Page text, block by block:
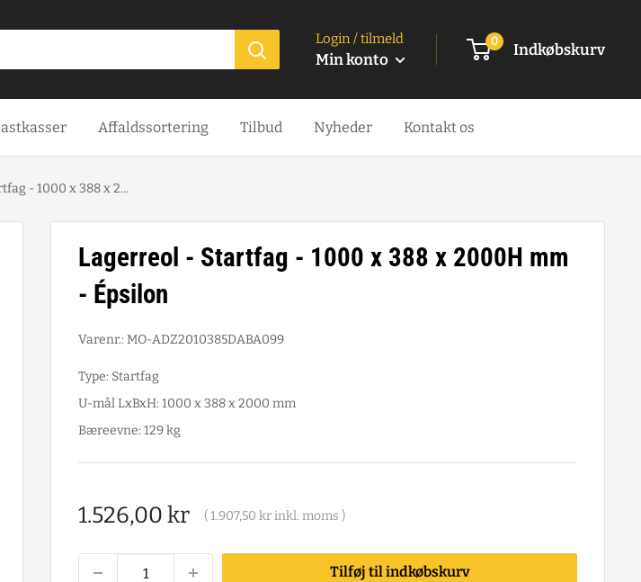
Login / tilmeld
Min konto
0 Indkøbskurv
Affaldssortering Tilbud Nyheder Kontakt os
- 1000 x 388 x 2...
Lagerreol - Startfag - 1000 x 388 x 2000H mm
- Épsilon
Varenr.: MO-ADZ2010385DABA099
Type: Startfag
U-mål LxBxH: 1000 x 388 x 2000 mm
Bæreevne: 129 kg
Salgspris
1.526,00 kr (1.907,50 krinkl. moms )
Tilføj til indkøbskurv